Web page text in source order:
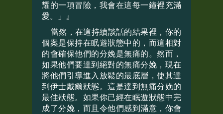
耀的一項冒險，我會在這每一鐘裡充滿
愛。」』
當然，在這持續談話的結果裡，你的
個案是保持在眠遊狀態中的，而這相對
的會確保他們的分娩是無痛的。然而，
如果他們要達到絕對的無痛分娩，現在
將他們引導進入放鬆的最底層，使其達
到伊士戴爾狀態。這是達到無痛分娩的
最佳狀態。如果你已經在眠遊狀態中完
成了分娩，而且令他們感到滿意，你會